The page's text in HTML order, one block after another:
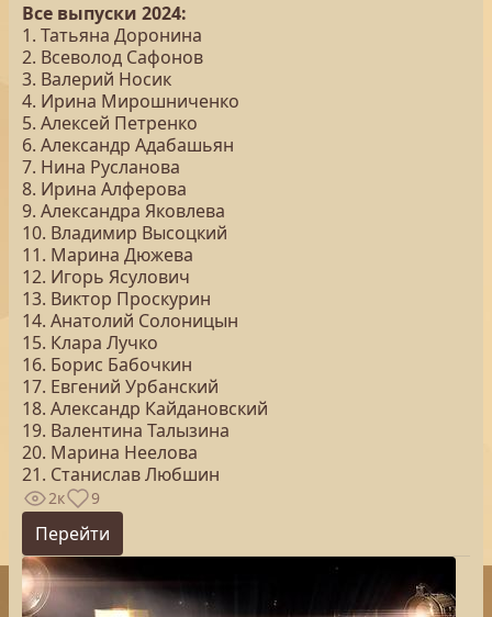
Все выпуски 2024:
1. Татьяна Доронина
2. Всеволод Сафонов
3. Валерий Носик
4. Ирина Мирошниченко
5. Алексей Петренко
6. Александр Адабашьян
7. Нина Русланова
8. Ирина Алферова
9. Александра Яковлева
10. Владимир Высоцкий
11. Марина Дюжева
12. Игорь Ясулович
13. Виктор Проскурин
14. Анатолий Солоницын
15. Клара Лучко
16. Борис Бабочкин
17. Евгений Урбанский
18. Александр Кайдановский
19. Валентина Талызина
20. Марина Неелова
21. Станислав Любшин
2к 9
Перейти